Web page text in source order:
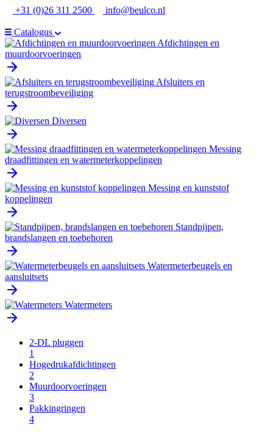
Ga
de
inhoud
+31 (0)26 311 2500 info@beulco.nl
Catalogus
Afdichtingen en
muurdoorvoeringen
Afsluiters en
terugstroombeveiliging
Diversen
Messing
draadfittingen en watermeterkoppelingen
Messing en kunststof
koppelingen
Standpijpen,
brandslangen en toebehoren
Watermeterbeugels en
aansluitsets
Watermeters
2-DL pluggen
1
Hogedrukafdichtingen
2
Muurdoorvoeringen
3
Pakkingringen
4